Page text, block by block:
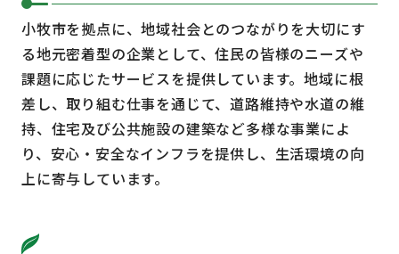
小牧市を拠点に、地域社会とのつながりを大切にす
る地元密着型の企業として、住民の皆様のニーズや
課題に応じたサービスを提供しています。地域に根
差し、取り組む仕事を通じて、道路維持や水道の維
持、住宅及び公共施設の建築など多様な事業によ
り、安心・安全なインフラを提供し、生活環境の向
上に寄与しています。